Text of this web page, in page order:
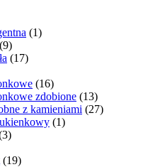
(1)
(9)
(17)
(16)
zdobione (13)
z kamieniami (27)
(1)
(19)